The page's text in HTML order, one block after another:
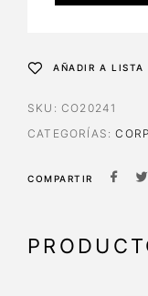
AÑADIR A LISTA
SKU: CO20241
CATEGORÍAS:
COMPARTIR